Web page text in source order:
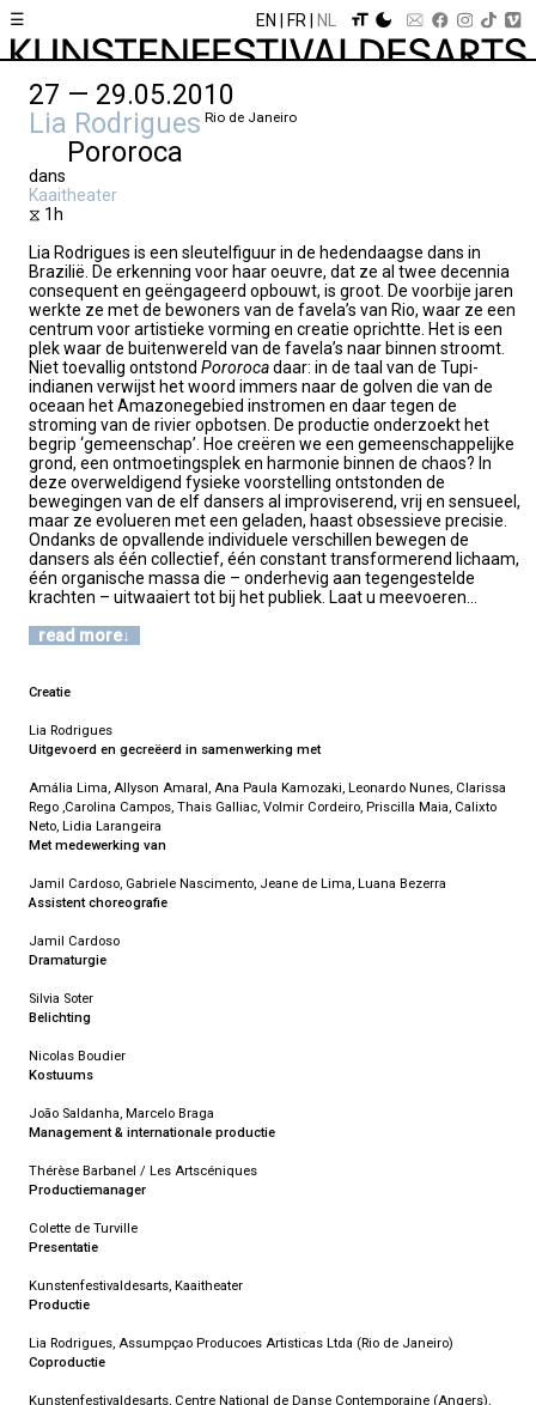
☰ EN FR NL
27 — 29.05.2010
Lia Rodrigues Rio de Janeiro
Pororoca
dans
Kaaitheater
⧖ 1h
Lia Rodrigues is een sleutelfiguur in de hedendaagse dans in
Brazilië. De erkenning voor haar oeuvre, dat ze al twee decennia
consequent en geëngageerd opbouwt, is groot. De voorbije jaren
werkte ze met de bewoners van de favela’s van Rio, waar ze een
centrum voor artistieke vorming en creatie oprichtte. Het is een
plek waar de buitenwereld van de favela’s naar binnen stroomt.
Niet toevallig ontstond Pororocadaar: in de taal van de Tupi-
indianen verwijst het woord immers naar de golven die van de
oceaan het Amazonegebied instromen en daar tegen de
stroming van de rivier opbotsen. De productie onderzoekt het
begrip ‘gemeenschap’. Hoe creëren we een gemeenschappelijke
grond, een ontmoetingsplek en harmonie binnen de chaos? In
deze overweldigend fysieke voorstelling ontstonden de
bewegingen van de elf dansers al improviserend, vrij en sensueel,
maar ze evolueren met een geladen, haast obsessieve precisie.
Ondanks de opvallende individuele verschillen bewegen de
dansers als één collectief, één constant transformerend lichaam,
één organische massa die – onderhevig aan tegengestelde
krachten – uitwaaiert tot bij het publiek. Laat u meevoeren…
read more
Creatie
Lia Rodrigues
Uitgevoerd en gecreëerd in samenwerking met
Amália Lima, Allyson Amaral, Ana Paula Kamozaki, Leonardo Nunes, Clarissa
Rego ,Carolina Campos, Thais Galliac, Volmir Cordeiro, Priscilla Maia, Calixto
Neto, Lidia Larangeira
Met medewerking van
Jamil Cardoso, Gabriele Nascimento, Jeane de Lima, Luana Bezerra
Assistent choreografie
Jamil Cardoso
Dramaturgie
Silvia Soter
Belichting
Nicolas Boudier
Kostuums
João Saldanha, Marcelo Braga
Management & internationale productie
Thérèse Barbanel / Les Artscéniques
Productiemanager
Colette de Turville
Presentatie
Kunstenfestivaldesarts, Kaaitheater
Productie
Lia Rodrigues, Assumpçao Producoes Artisticas Ltda (Rio de Janeiro)
Coproductie
Kunstenfestivaldesarts, Centre National de Danse Contemporaine (Angers),